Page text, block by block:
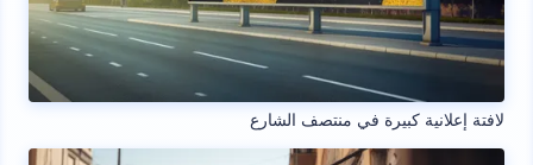
لافتة إعلانية كبيرة في منتصف الشارع